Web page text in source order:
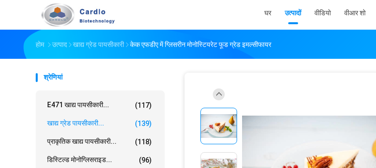
घर उत्पादों वीडियो वीआर शो
होम उत्पाद खाद्य ग्रेड पायसीकारी केक एफडीए में ग्लिसरीन मोनोस्टियरेट फूड ग्रेड इमल्सीफायर
श्रेणियां
E471 खाद्य पायसीकारी... (117)
खाद्य ग्रेड पायसीकारी... (139)
प्राकृतिक खाद्य पायसीकारी... (118)
डिस्टिल्ड मोनोग्लिसराइड... (96)